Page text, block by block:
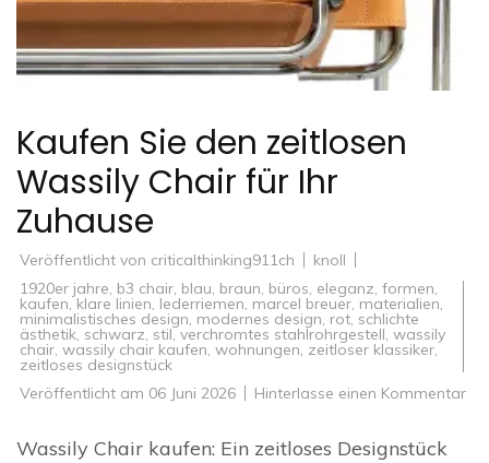
Kaufen Sie den zeitlosen
Wassily Chair für Ihr
Zuhause
Veröffentlicht von criticalthinking911ch
knoll
1920er jahre, b3 chair, blau, braun, büros, eleganz, formen,
kaufen,klare linien, lederriemen, marcel breuer, materialien,
minimalistisches design, modernes design, rot, schlichte
ästhetik, schwarz, stil,verchromtes stahlrohrgestell, wassily
chair, wassily chair kaufen, wohnungen, zeitloser klassiker,
zeitloses designstück
Veröffentlicht am 06 Juni 2026 Hinterlasse einen Kommentarzu
Wassily Chair kaufen: Ein zeitloses Designstück